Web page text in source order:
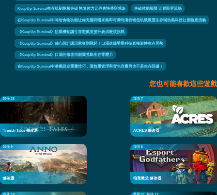
KeepUp Survival生存机制终极突破 恢复体力让你爽快莽穿荒岛 突破体能极限 让冒险更流畅
在KeepUp Survival中补给食物功能让你无需狩猎采集即可瞬间满饥饿值饥饿重置生存辅助黑科技让冒险更流畅
《KeepUp Survival》飢餓機制讓生存遊戲直接升級成硬核挑戰
《KeepUp Survival》佛心設計讓玩家爽到飛起！口渴值歸零黑科技直接逆轉生存局勢
《KeepUp Survival》口渴的修改功能讓荒島生存零壓力
在KeepUp Survival中掌握設定重量技巧，讓負重管理與背包容量再也不是生存阻礙！
您也可能喜歡這些遊戲
加强 18
Trench Tales 修改器
加强 7
ACRES 修改器
加强 9
修改器
加强 8
电竞教父 修改器